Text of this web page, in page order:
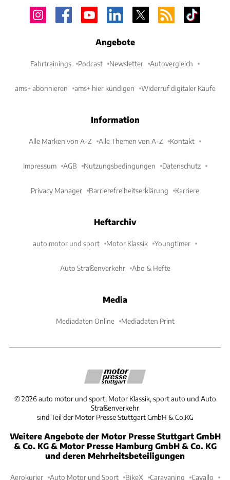
Angebote
Fahrtrainings Podcast Newsletter Autovergleich
ams+ abonnieren ams+ hier kündigen Widerruf digitaler Käufe
Information
Alle Marken von A-Z Alle Themen von A-Z Kontakt
Impressum AGB Nutzungsbedingungen Datenschutz
Privacy Manager Barrierefreiheitserklärung Karriere
Heftarchiv
auto motor und sport Motor Klassik Youngtimer
Auto Straßenverkehr Abo & Hefte
Media
Mediadaten Online Mediadaten Print
©2026 auto motor und sport, Motor Klassik, sport auto und Auto
Straßenverkehr
sind Teil der Motor Presse Stuttgart GmbH & Co.KG
Weitere Angebote der Motor Presse Stuttgart GmbH
& Co. KG & Motor Presse Hamburg GmbH & Co. KG
und deren Mehrheitsbeteiligungen
Aerokurier Auto Motor und Sport BikeX Caravaning Cavallo